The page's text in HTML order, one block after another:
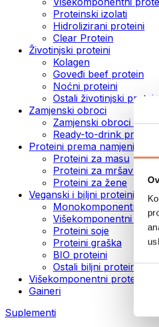
Proteinski izolati
Hidrolizirani proteini
Clear Protein
Životinjski proteini
Kolagen
Goveđi beef protein
Noćni proteini
Ostali životinjski
Zamjenski obroci
Zamjenski obroci u
Ready-to-drink
Proteini prema namjeni
Proteini za masu
Proteini za mršavljenje
Proteini za žene
Veganski i biljni proteini
Monokomponentni
Višekomponentni
Proteini soje
Proteini graška
BIO proteini
Ostali biljni proteini
Višekomponentni protein
Gaineri
Suplementi